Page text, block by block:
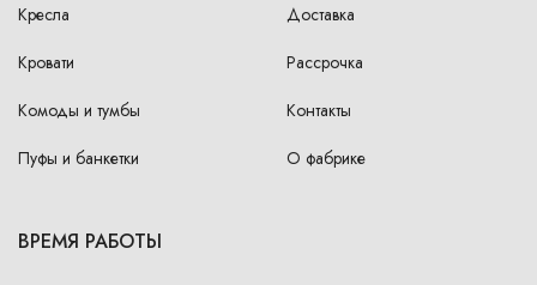
Кресла
Кровати
Комоды и тумбы
Пуфы и банкетки
Доставка
Рассрочка
Контакты
О фабрике
ВРЕМЯ РАБОТЫ